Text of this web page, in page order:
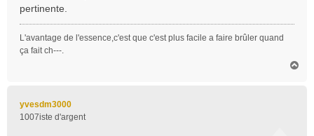
e
pertinente.
L'avantage de l'essence,c'est que c'est plus facile a faire brûler quand
ça fait ch---.
yvesdm3000
1007iste d'argent